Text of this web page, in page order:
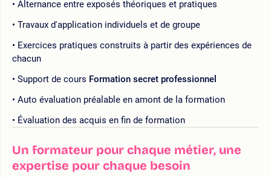
Alternance entre exposés théoriques et pratiques
Travaux d'application individuels et de groupe
Exercices pratiques construits à partir des expériences de
chacun
Support de cours Formation secret professionnel
Auto évaluation préalable en amont de la formation
Évaluation des acquis en fin de formation
Un formateur pour chaque métier, une
expertise pour chaque besoin